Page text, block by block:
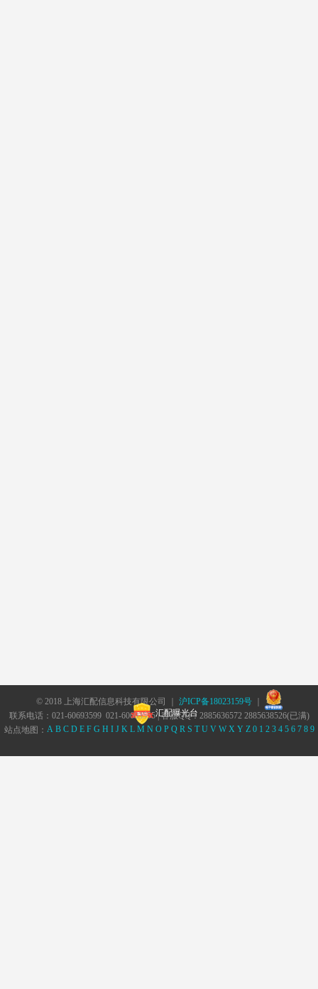
© 2018 上海汇配信息科技有限公司 ｜ 沪ICP备18023159号｜
汇配曝光台
联系电话：021-60693599 021-60693555 | 客服QQ：2885636572 2885638526(已满)
站点地图： A B C D E F G H I J K L M N O P Q R S T U V W X Y Z 0 1 2 3 4 5 6 7 8 9